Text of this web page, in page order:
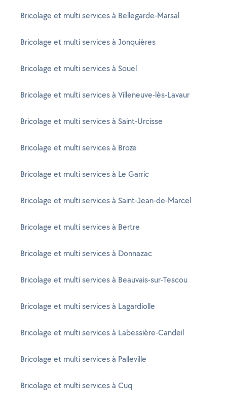
Bricolage et multi services à Bellegarde-Marsal
Bricolage et multi services à Jonquières
Bricolage et multi services à Souel
Bricolage et multi services à Villeneuve-lès-Lavaur
Bricolage et multi services à Saint-Urcisse
Bricolage et multi services à Broze
Bricolage et multi services à Le Garric
Bricolage et multi services à Saint-Jean-de-Marcel
Bricolage et multi services à Bertre
Bricolage et multi services à Donnazac
Bricolage et multi services à Beauvais-sur-Tescou
Bricolage et multi services à Lagardiolle
Bricolage et multi services à Labessière-Candeil
Bricolage et multi services à Palleville
Bricolage et multi services à Cuq